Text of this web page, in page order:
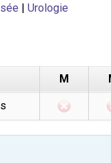
| Urologie
M